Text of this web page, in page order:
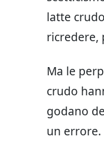
latte
ricredere,
Ma le
crudo
godano
un errore.